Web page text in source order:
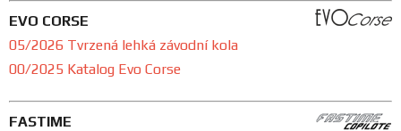
EVO CORSE
05/2026 Tvrzená lehká závodní kola
00/2025 Katalog Evo Corse
FASTIME